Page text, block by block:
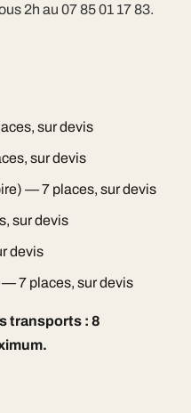
2h au 07 85 01 17 83.
sur devis
sur devis
— 7 places, sur devis
sur devis
devis
— 7 places, sur devis
transports : 8